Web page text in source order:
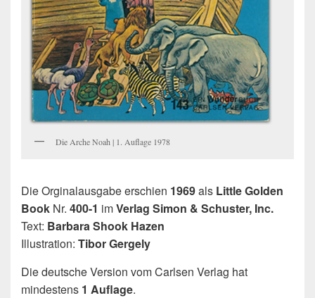
Die Arche Noah | 1. Auflage 1978
Die Orginalausgabe erschien 1969als Little Golden
Book Nr. 400-1 imVerlag Simon & Schuster, Inc.
Text: Barbara Shook Hazen
Illustration: Tibor Gergely
Die deutsche Version vom Carlsen Verlag hat
mindestens 1 Auflage.